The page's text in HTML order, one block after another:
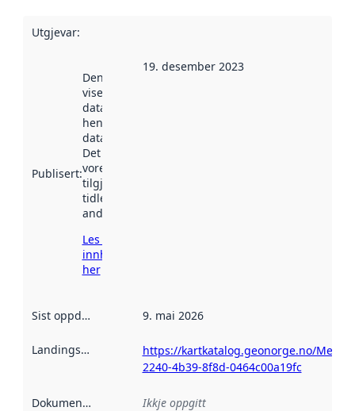
Utgjevar:
Publisert:
Denne datoen
viser når
datasettet vart
henta inn av
data.norge.no.
Det kan ha
vore
tilgjengeleg
tidlegare
andre stader.
Les meir om
innhenting
her
19. desember 2023
Sist oppdatert 9. mai 2026
Landingsside
https://kartkatalog.geonorge.no/
2240-4b39-8f8d-0464c00a19fc
Dokumentasjon Ikkje oppgitt